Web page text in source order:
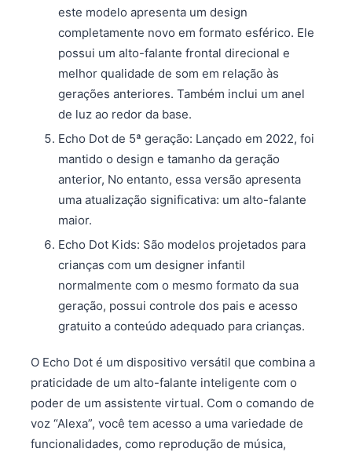
este modelo apresenta um design
completamente novo em formato esférico. Ele
possui um alto-falante frontal direcional e
melhor qualidade de som em relação às
gerações anteriores. Também inclui um anel
de luz ao redor da base.
Echo Dot de 5ª geração: Lançado em 2022, foi
mantido o design e tamanho da geração
anterior, No entanto, essa versão apresenta
uma atualização significativa: um alto-falante
maior.
Echo Dot Kids: São modelos projetados para
crianças com um designer infantil
normalmente com o mesmo formato da sua
geração, possui controle dos pais e acesso
gratuito a conteúdo adequado para crianças.
O Echo Dot é um dispositivo versátil que combina a
praticidade de um alto-falante inteligente com o
poder de um assistente virtual. Com o comando de
voz “Alexa”, você tem acesso a uma variedade de
funcionalidades, como reprodução de música,